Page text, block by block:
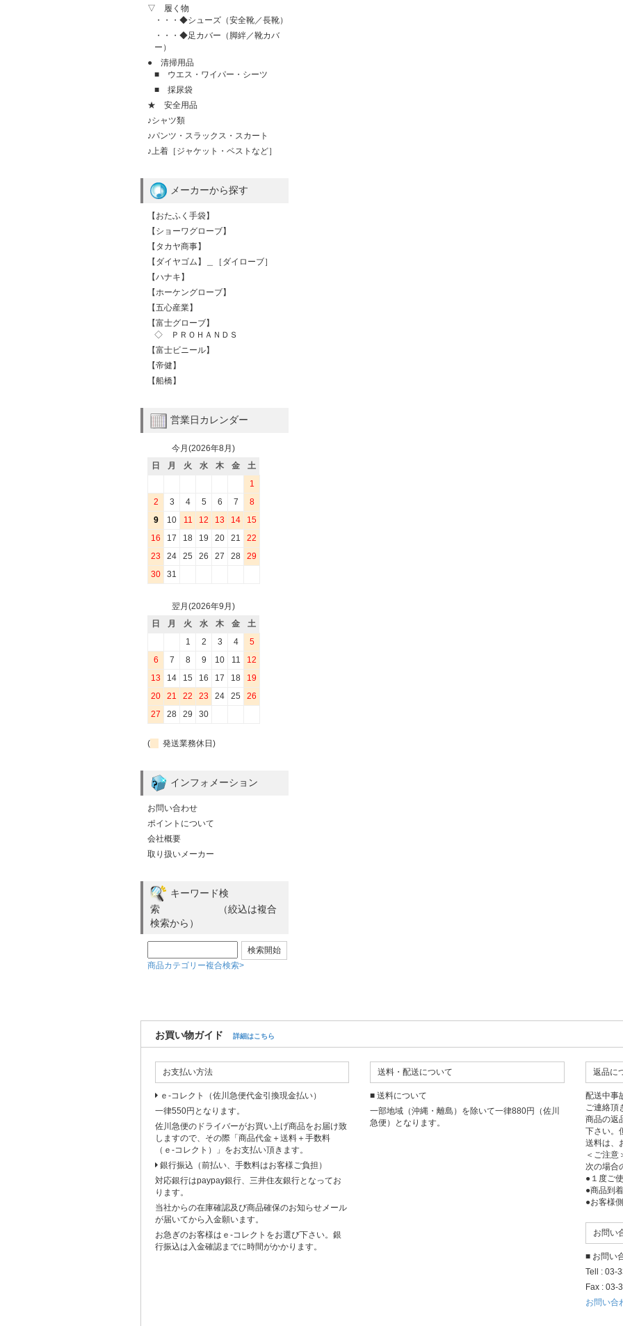
▽ 履く物
・・・◆シューズ（安全靴／長靴）
・・・◆足カバー（脚絆／靴カバ
ー）
● 清掃用品
■ ウエス・ワイパー・シーツ
■ 採尿袋
★ 安全用品
♪シャツ類
♪パンツ・スラックス・スカート
♪上着［ジャケット・ベストなど］
メーカーから探す
【おたふく手袋】
【ショーワグローブ】
【タカヤ商事】
【ダイヤゴム】＿［ダイローブ］
【ハナキ】
【ホーケングローブ】
【五心産業】
【富士グローブ】
◇ ＰＲＯＨＡＮＤＳ
【富士ビニール】
【帝健】
【船橋】
営業日カレンダー
今月(2026年8月)
日
月 火 水 木 金
土
1
2
3 4 5 6 7
8
9
10 11 12 13 14
15
16
17 18 19 20 21
22
23
24 25 26 27 28
29
30
31
翌月(2026年9月)
日
月 火 水 木 金
土
1
2 3 4
5
6
7 8 9 10 11
12
13
14 15 16 17 18
19
20
21 22 23 24 25
26
27
28 29 30
( 発送業務休日)
インフォメーション
お問い合わせ
ポイントについて
会社概要
取り扱いメーカー
キーワード検
索 （絞込は複合
検索から）
商品カテゴリー複合検索>
お買い物ガイド 詳細はこちら
お支払い方法
ｅ-コレクト（佐川急便代金引換現金払い）
一律550円となります。
佐川急便のドライバーがお買い上げ商品をお届け致
しますので、その際「商品代金＋送料＋手数料
（ｅ-コレクト）」をお支払い頂きます。
銀行振込（前払い、手数料はお客様ご負担）
対応銀行はpaypay銀行、三井住友銀行となってお
ります。
当社からの在庫確認及び商品確保のお知らせメール
が届いてから入金願います。
お急ぎのお客様はｅ-コレクトをお選び下さい。銀
行振込は入金確認までに時間がかかります。
送料・配送について
■ 送料について
一部地域（沖縄・離島）を除いて一律880円（佐川
急便）となります。
返品に
配送中事
ご連絡頂
商品の返
下さい。
送料は、
＜ご注意
次の場合
●１度ご
●商品到
●お客様
お問い
■ お問い
Tell : 03-
Fax : 03-
お問い合